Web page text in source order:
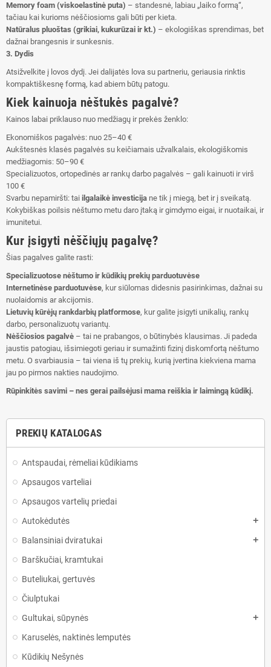
PREKIŲ KATALOGAS
Antspaudai, rėmeliai kūdikiams
Apsaugos varteliai
Apsaugos vartelių priedai
Autokėdutės
add
Balansiniai dviratukai add
Barškučiai, kramtukai
Buteliukai, gertuvės
Čiulptukai
Gultukai, sūpynės
add
Karuselės, naktinės lemputės
Kūdikių Nešynės
Memory foam (viskoelastinė puta) – standesnė, labiau „laiko formą“,
tačiau kai kurioms nėščiosioms gali būti per kieta.
Natūralus pluoštas (grikiai, kukurūzai ir kt.) – ekologiškas sprendimas, bet
dažnai brangesnis ir sunkesnis.
3. Dydis
Atsižvelkite į lovos dydį. Jei dalijatės lova su partneriu, geriausia rinktis
kompaktiškesnę formą, kad abiem būtų patogu.
Kiek kainuoja nėštukės pagalvė?
Kainos labai priklauso nuo medžiagų ir prekės ženklo:
Ekonomiškos pagalvės: nuo 25–40 €
Aukštesnės klasės pagalvės su keičiamais užvalkalais, ekologiškomis
medžiagomis: 50–90 €
Specializuotos, ortopedinės ar rankų darbo pagalvės – gali kainuoti ir virš
100 €
Svarbu nepamiršti: tai ilgalaikė investicija ne tik į miegą, bet ir į sveikatą.
Kokybiškas poilsis nėštumo metu daro įtaką ir gimdymo eigai, ir nuotaikai, ir
imunitetui.
Kur įsigyti nėščiųjų pagalvę?
Šias pagalves galite rasti:
Specializuotose nėštumo ir kūdikių prekių parduotuvėse
Internetinėse parduotuvėse, kur siūlomas didesnis pasirinkimas, dažnai su
nuolaidomis ar akcijomis.
Lietuvių kūrėjų rankdarbių platformose, kur galite įsigyti unikalių, rankų
darbo, personalizuotų variantų.
Nėščiosios pagalvė – tai ne prabangos, o būtinybės klausimas. Ji padeda
jaustis patogiau, išsimiegoti geriau ir sumažinti fizinį diskomfortą nėštumo
metu. O svarbiausia – tai viena iš tų prekių, kurią įvertina kiekviena mama
jau po pirmos nakties naudojimo.
Rūpinkitės savimi – nes gerai pailsėjusi mama reiškia ir laimingą kūdikį.